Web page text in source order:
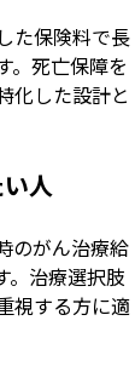
た保険料で長
。死亡保障を
化した設計と
人
のがん治療給
。治療選択肢
視する方に適